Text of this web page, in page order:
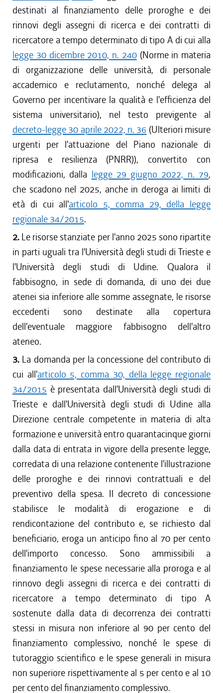
destinati al finanziamento delle proroghe e dei
rinnovi degli assegni di ricerca e dei contratti di
ricercatore a tempo determinato di tipo A di cui alla
legge 30 dicembre 2010, n. 240(Norme in materia
di organizzazione delle università, di personale
accademico e reclutamento, nonché delega al
Governo per incentivare la qualità e l'efficienza del
sistema universitario), nel testo previgente al
decreto-legge 30 aprile 2022, n. 36 (Ulteriori misure
urgenti per l'attuazione del Piano nazionale di
ripresa e resilienza (PNRR)), convertito con
modificazioni, dalla legge 29 giugno 2022, n. 79,
che scadono nel 2025, anche in deroga ai limiti di
età di cui all'articolo 5, comma 29, della legge
regionale 34/2015.
2. Le risorse stanziate per l'anno 2025 sono ripartite
in parti uguali tra l'Università degli studi di Trieste e
l'Università degli studi di Udine. Qualora il
fabbisogno, in sede di domanda, di uno dei due
atenei sia inferiore alle somme assegnate, le risorse
eccedenti sono destinate alla copertura
dell'eventuale maggiore fabbisogno dell'altro
ateneo.
3. La domanda per la concessione del contributo di
cui all'articolo 5, comma 30, della legge regionale
34/2015 è presentata dall'Università degli studi di
Trieste e dall'Università degli studi di Udine alla
Direzione centrale competente in materia di alta
formazione e università entro quarantacinque giorni
dalla data di entrata in vigore della presente legge,
corredata di una relazione contenente l'illustrazione
delle proroghe e dei rinnovi contrattuali e del
preventivo della spesa. Il decreto di concessione
stabilisce le modalità di erogazione e di
rendicontazione del contributo e, se richiesto dal
beneficiario, eroga un anticipo fino al 70 per cento
dell'importo concesso. Sono ammissibili a
finanziamento le spese necessarie alla proroga e al
rinnovo degli assegni di ricerca e dei contratti di
ricercatore a tempo determinato di tipo A
sostenute dalla data di decorrenza dei contratti
stessi in misura non inferiore al 90 per cento del
finanziamento complessivo, nonché le spese di
tutoraggio scientifico e le spese generali in misura
non superiore rispettivamente al 5 per cento e al 10
per cento del finanziamento complessivo.